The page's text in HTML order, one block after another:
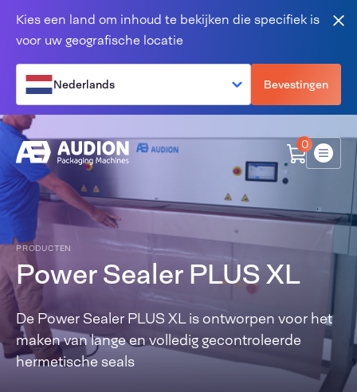
Kies een land om inhoud te bekijken die specifiek is
voor uw geografische locatie
Nederlands Bevestingen
0
Menu
PRODUCTEN
Power Sealer PLUS XL
De Power Sealer PLUS XL is ontworpen voor het
maken van lange en volledig gecontroleerde
hermetische seals